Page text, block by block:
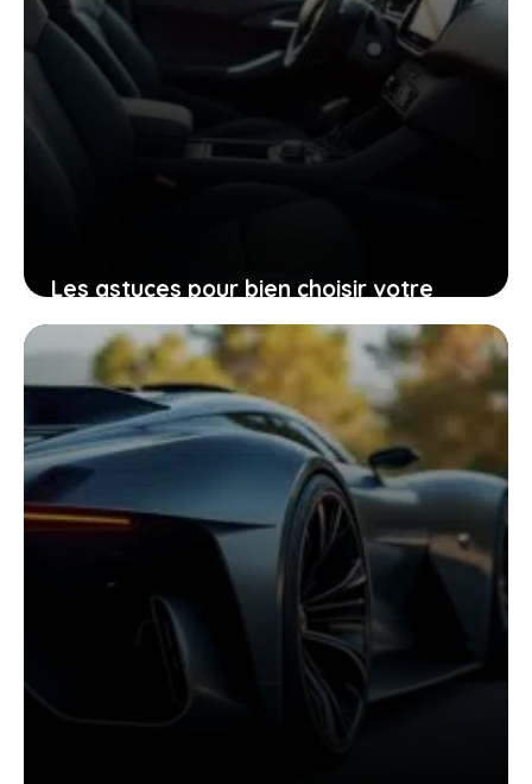
Les astuces pour bien choisir votre
Peugeot 206 d’occasion grâce à sa
fiche technique
25 janvier 2026